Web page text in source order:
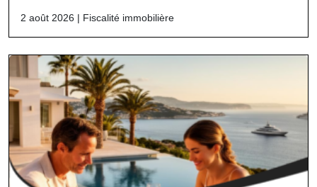
2 août 2026 | Fiscalité immobilière